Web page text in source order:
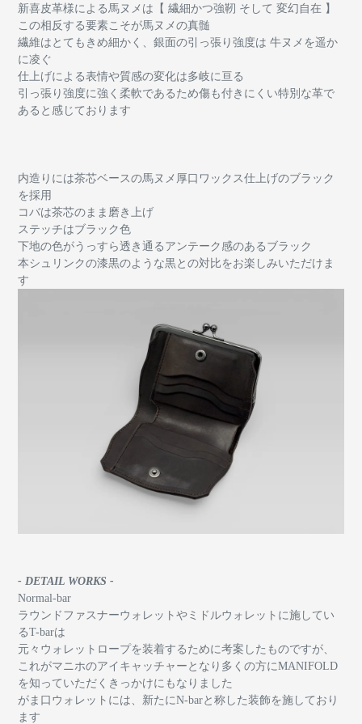
新喜皮革様による馬ヌメは【 繊細かつ強靭 そして 変幻自在 】
この相反する要素こそが馬ヌメの真髄
繊維はとてもきめ細かく、銀面の引っ張り強度は 牛ヌメを遥か
に凌ぐ
仕上げによる表情や質感の変化は多岐に亘る
引っ張り強度に強く柔軟であるため傷も付きにくい特別な革で
あると感じております
内造りには茶芯ベースの馬ヌメ厚口ワックス仕上げのブラック
を採用
コバは茶芯のまま磨き上げ
ステッチはブラック色
下地の色がうっすら透き通るアンテーク感のあるブラック
本シュリンクの漆黒のような黒との対比をお楽しみいただけま
す
- DETAIL WORKS -
Normal-bar
ラウンドファスナーウォレットやミドルウォレットに施してい
るT-barは
元々ウォレットロープを装着するために考案したものですが、
これがマニホのアイキャッチャーとなり多くの方にMANIFOLD
を知っていただくきっかけにもなりました
がま口ウォレットには、新たにN-barと称した装飾を施しており
ます